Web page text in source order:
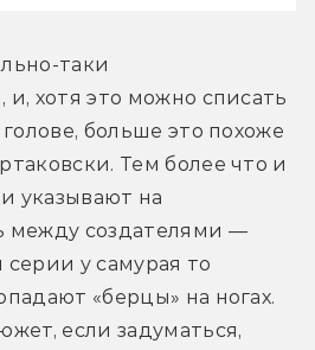
таки
и, хотя это можно списать
больше это похоже
Тем более что и
указывают на
между создателями —
у самурая то
«берцы» на ногах.
если задуматься,